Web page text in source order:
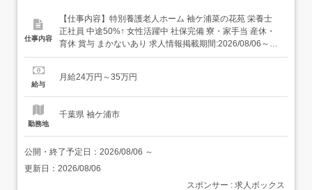
仕事内容
【仕事内容】特別養護老人ホーム 袖ケ浦菜の花苑 栄養士
正社員 中途50%↑ 女性活躍中 社保完備 寮・家⼿当 産休・
育休 賞与 まかないあり 求人情報掲載期間:2026/08/06～
2026/09/03 求人情報 店舗の特徴 昇給・賞与・社宅・122
JR内房線「長浦駅」より徒歩22分...
給与
月給24万円～35万円
勤務地
千葉県 袖ケ浦市
公開・終了予定日： 2026/08/06 ～
更新日： 2026/08/06
スポンサー : 求人ボックス